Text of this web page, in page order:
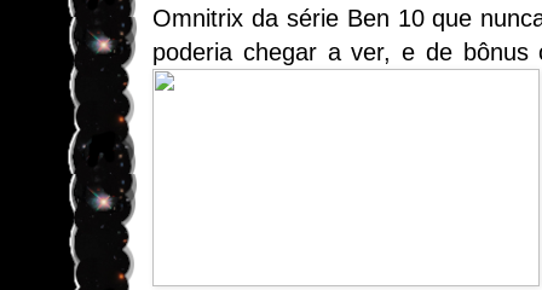
Omnitrix da série Ben 10 que
poderia chegar a ver, e de bônus